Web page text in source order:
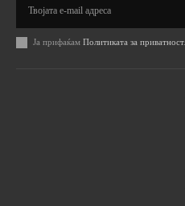
Ја прифаќам Политиката за приватност.